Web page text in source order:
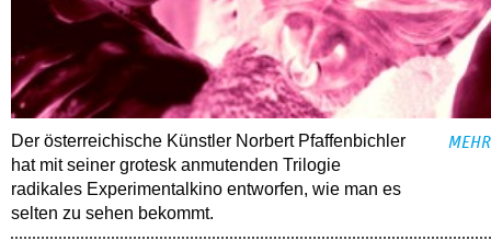
Der österreichische Künstler Norbert Pfaffenbichler
hat mit seiner grotesk anmutenden Trilogie
radikales Experimentalkino entworfen, wie man es
selten zu sehen bekommt.
MEHR